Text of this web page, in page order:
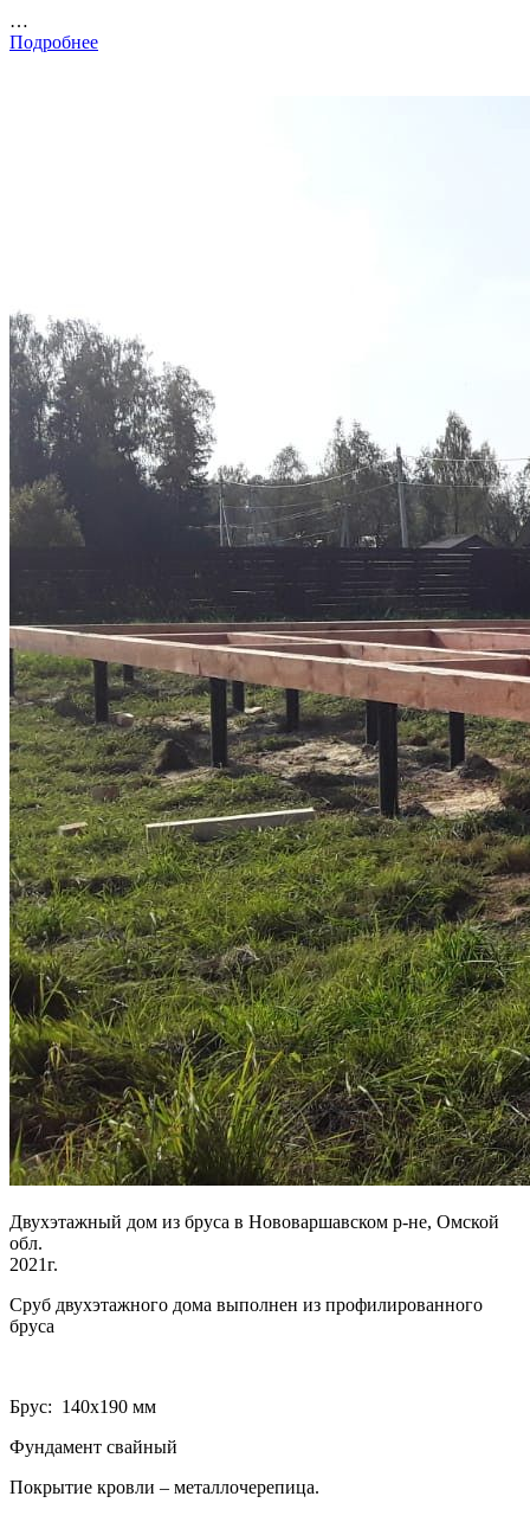
…
Подробнее
Двухэтажный дом из бруса в Нововаршавском р-не, Омской
обл.
2021г.
Сруб двухэтажного дома выполнен из профилированного
бруса
Брус: 140­х190 мм
Фундамент свайный
Покрытие кровли – металлочерепица.